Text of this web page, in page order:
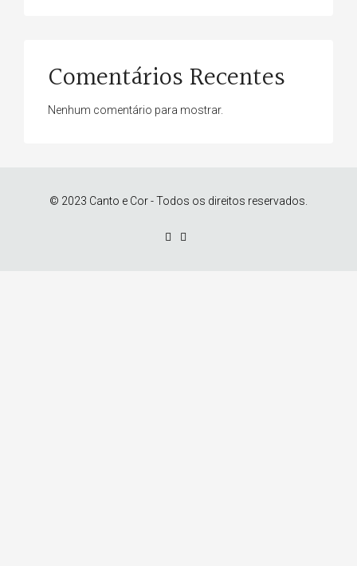
Comentários Recentes
Nenhum comentário para mostrar.
© 2023 Canto e Cor - Todos os direitos reservados.